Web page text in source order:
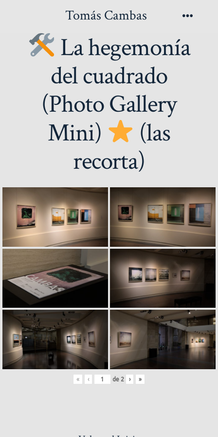
contenido
Tomás Cambas
La hegemonía
del cuadrado
(Photo Gallery
Mini)
(las
recorta)
« ‹ de 2 › »